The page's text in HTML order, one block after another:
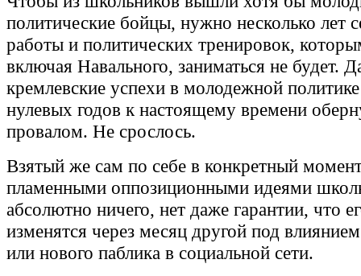
политические бойцы, нужно несколько лет
работы и политических тренировок,
включая Навального, заниматься не будет.
кремлевские успехи в молодежной
нулевых годов к настоящему времени
провалом. Не срослось.
Взятый же сам по себе в конкретный
пламенными оппозиционными идеями
абсолютно ничего, нет даже гарантии, что
изменятся через месяц другой под
или нового паблика в социальной сети.